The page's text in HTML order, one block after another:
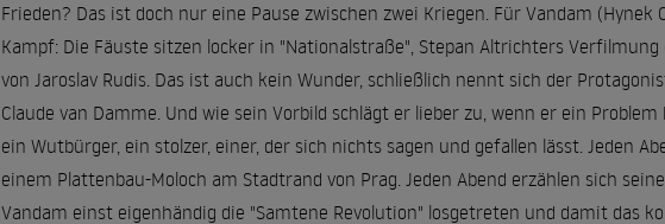
Frieden? Das ist doch nur eine Pause zwischen zwei Kriegen. Für Vandam (Hynek
Kampf: Die Fäuste sitzen locker in "Nationalstraße", Stepan Altrichters
von Jaroslav Rudis. Das ist auch kein Wunder, schließlich nennt sich der
Claude van Damme. Und wie sein Vorbild schlägt er lieber zu, wenn er ein
ein Wutbürger, ein stolzer, einer, der sich nichts sagen und gefallen lässt. Jeden
einem Plattenbau-Moloch am Stadtrand von Prag. Jeden Abend erzählen sich
Vandam einst eigenhändig die "Samtene Revolution" losgetreten und damit das